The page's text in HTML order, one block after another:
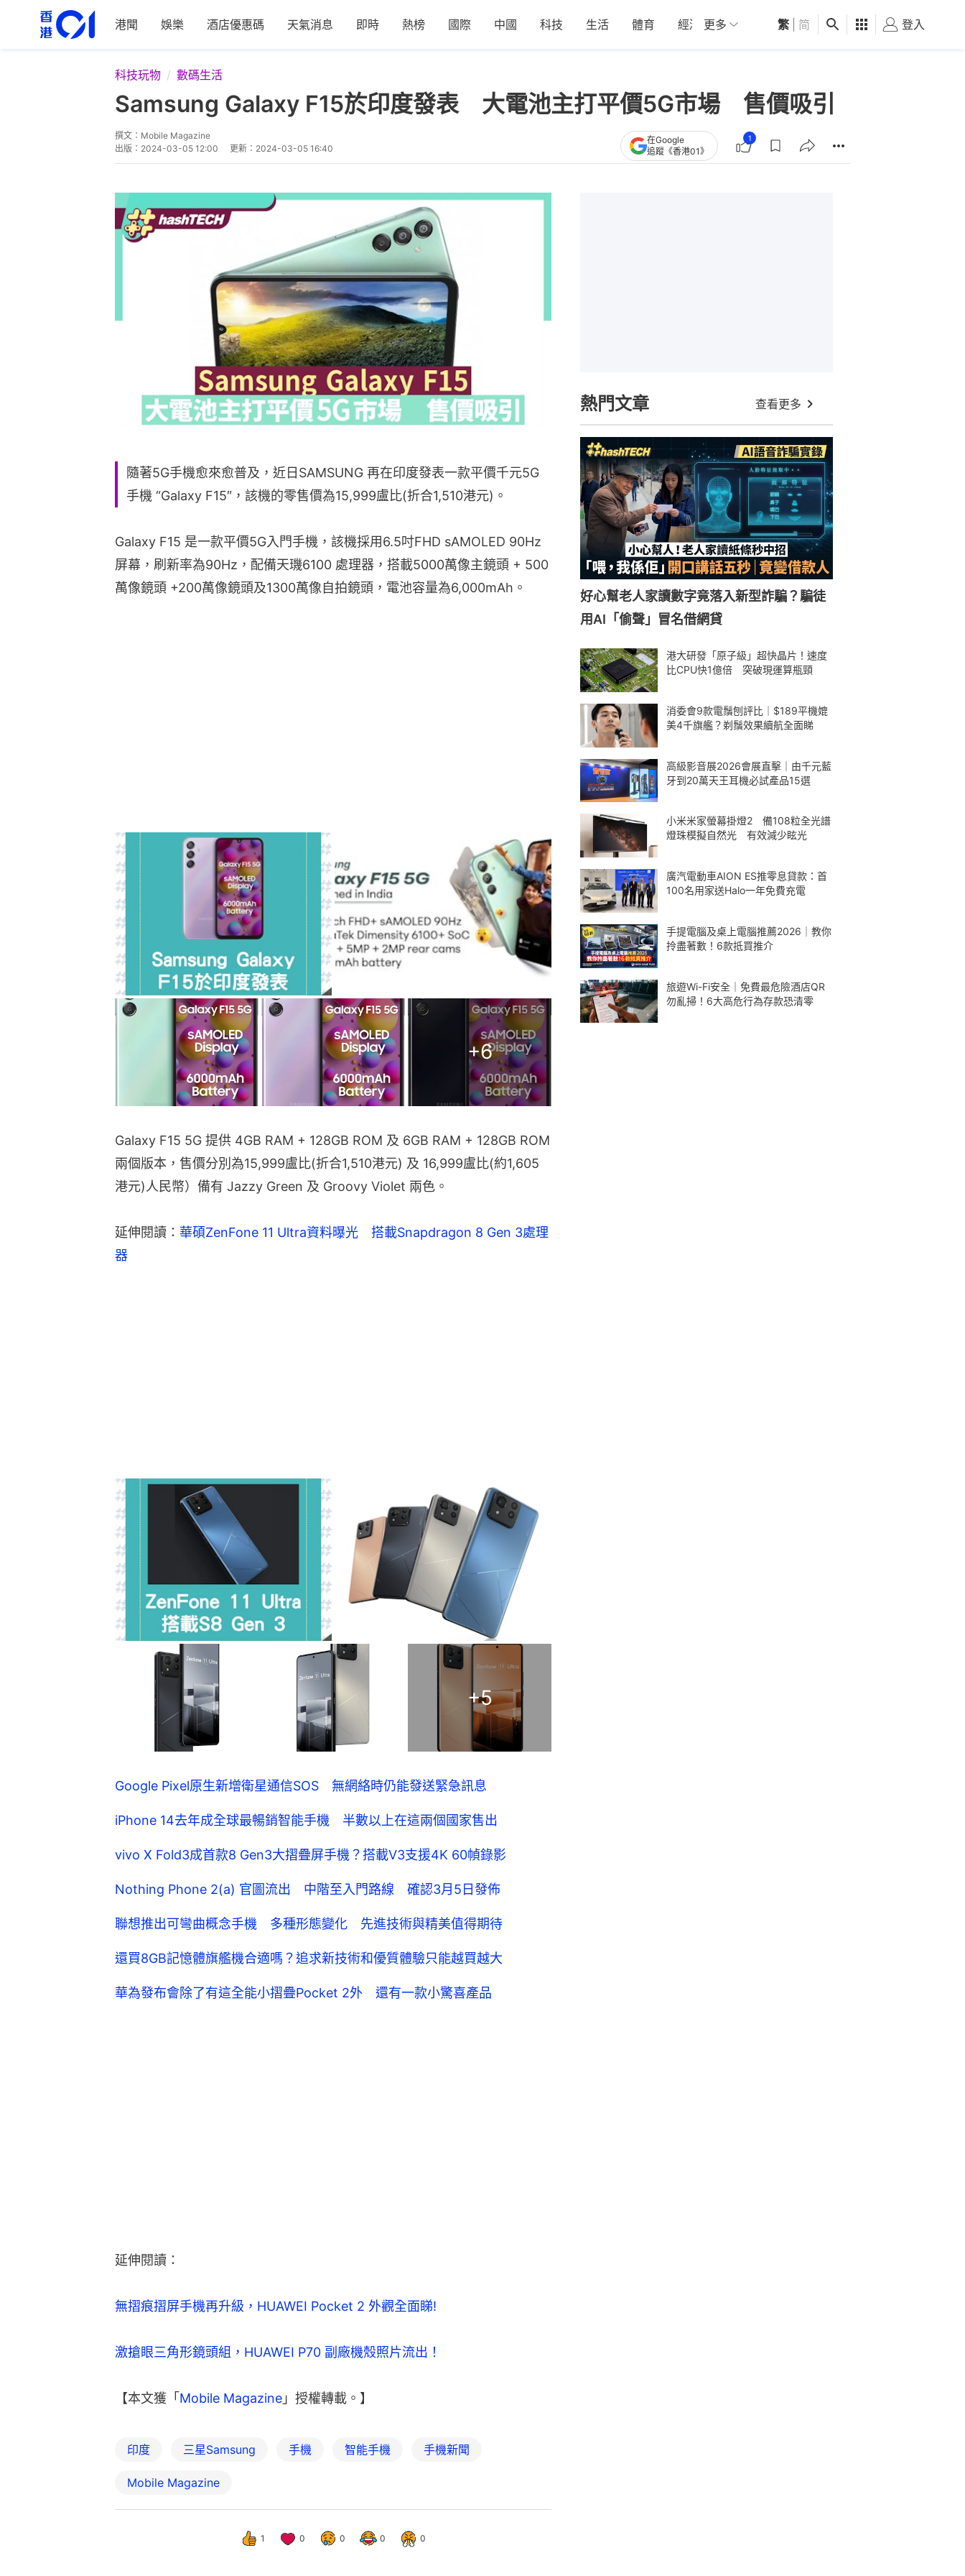
港聞 娛樂 酒店優惠碼 天氣消息 即時 熱榜 國際 中國 科技 生活 體育 經濟 01深圳 觀點 健康 好食玩飛
更多 繁 简 登入
科技玩物 數碼生活
Samsung Galaxy F15於印度發表 大電池主打平價5G市場 售價吸引
撰文： Mobile Magazine
出版： 2024-03-05 12:00 更新： 2024-03-05 16:40
在Google
追蹤《香港01》
1
隨著5G手機愈來愈普及，近日SAMSUNG 再在印度發表一款平價千元5G
手機 “Galaxy F15″，該機的零售價為15,999盧比(折合1,510港元)。
Galaxy F15 是一款平價5G入門手機，該機採用6.5吋FHD sAMOLED 90Hz
屏幕，刷新率為90Hz，配備天璣6100 處理器，搭載5000萬像主鏡頭 + 500
萬像鏡頭 +200萬像鏡頭及1300萬像自拍鏡頭，電池容量為6,000mAh。
+6
Galaxy F15 5G 提供 4GB RAM + 128GB ROM 及 6GB RAM + 128GB ROM
兩個版本，售價分別為15,999盧比(折合1,510港元) 及 16,999盧比(約1,605
港元)人民幣）備有 Jazzy Green 及 Groovy Violet 兩色。
延伸閱讀： 華碩ZenFone 11 Ultra資料曝光　搭載Snapdragon 8 Gen 3處理
器
+5
Google Pixel原生新增衛星通信SOS 無網絡時仍能發送緊急訊息
iPhone 14去年成全球最暢銷智能手機 半數以上在這兩個國家售出
vivo X Fold3成首款8 Gen3大摺疊屏手機？搭載V3支援4K 60幀錄影
Nothing Phone 2(a) 官圖流出 中階至入門路線 確認3月5日發佈
聯想推出可彎曲概念手機 多種形態變化 先進技術與精美值得期待
還買8GB記憶體旗艦機合適嗎？追求新技術和優質體驗只能越買越大
華為發布會除了有這全能小摺疊Pocket 2外 還有一款小驚喜產品
延伸閱讀：
無摺痕摺屏手機再升級，HUAWEI Pocket 2 外觀全面睇!
激搶眼三角形鏡頭組，HUAWEI P70 副廠機殼照片流出！
【本文獲「 Mobile Magazine 」授權轉載。】
印度 三星Samsung 手機 智能手機 手機新聞
Mobile Magazine
1 0 0 0 0
熱門文章 查看更多
好心幫老人家讀數字竟落入新型詐騙？騙徒
用AI「偷聲」冒名借網貸
港大研發「原子級」超快晶片！速度
比CPU快1億倍 突破現運算瓶頸
消委會9款電鬚刨評比｜$189平機媲
美4千旗艦？剃鬚效果續航全面睇
高級影音展2026會展直擊｜由千元藍
牙到20萬天王耳機必試產品15選
小米米家螢幕掛燈2 備108粒全光譜
燈珠模擬自然光 有效減少眩光
廣汽電動車AION ES推零息貸款：首
100名用家送Halo一年免費充電
手提電腦及桌上電腦推薦2026｜教你
拎盡著數！6款抵買推介
旅遊Wi-Fi安全｜免費最危險酒店QR
勿亂掃！6大高危行為存款恐清零